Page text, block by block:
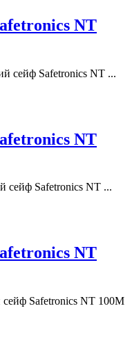
NT
сейф Safetronics NT ...
NT
сейф Safetronics NT ...
NT
Safetronics NT 100M